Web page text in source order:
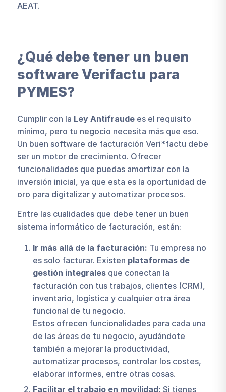
AEAT.
¿Qué debe tener un buen
software Verifactu para
PYMES?
Cumplir con la Ley Antifraudees el requisito
mínimo, pero tu negocio necesita más que eso.
Un buen software de facturación Veri*factu debe
ser un motor de crecimiento. Ofrecer
funcionalidades que puedas amortizar con la
inversión inicial, ya que esta es la oportunidad de
oro para digitalizar y automatizar procesos.
Entre las cualidades que debe tener un buen
sistema informático de facturación, están:
Ir más allá de la facturación: Tu empresa no
es solo facturar. Existen plataformas de
gestión integralesque conectan la
facturación con tus trabajos, clientes (CRM),
inventario, logística y cualquier otra área
funcional de tu negocio.
Estos ofrecen funcionalidades para cada una
de las áreas de tu negocio, ayudándote
también a mejorar la productividad,
automatizar procesos, controlar los costes,
elaborar informes, entre otras cosas.
Facilitar el trabajo en movilidad: Si tienes